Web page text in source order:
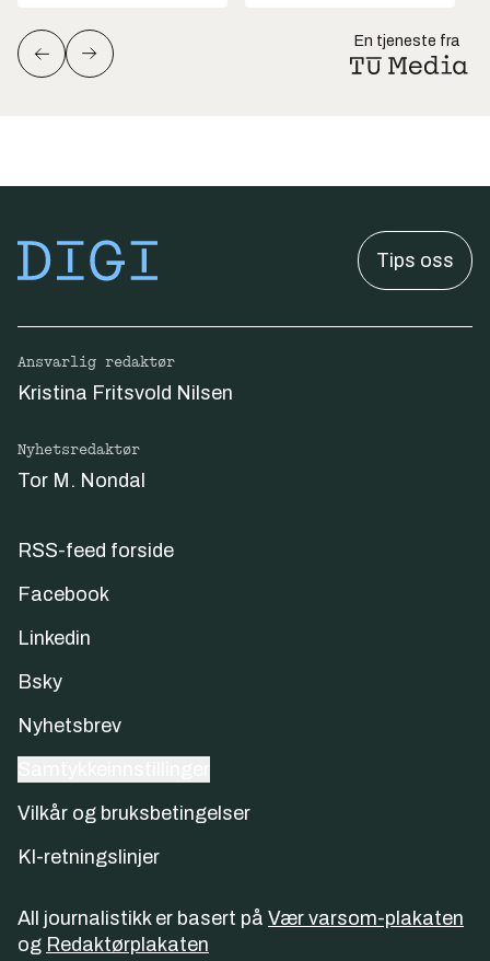
En tjeneste fra
Tips oss
Ansvarlig redaktør
Kristina Fritsvold Nilsen
Nyhetsredaktør
Tor M. Nondal
RSS-feed forside
Facebook
Linkedin
Bsky
Nyhetsbrev
Vilkår og bruksbetingelser
KI-retningslinjer
All journalistikk er basert på Vær varsom-plakaten
og Redaktørplakaten